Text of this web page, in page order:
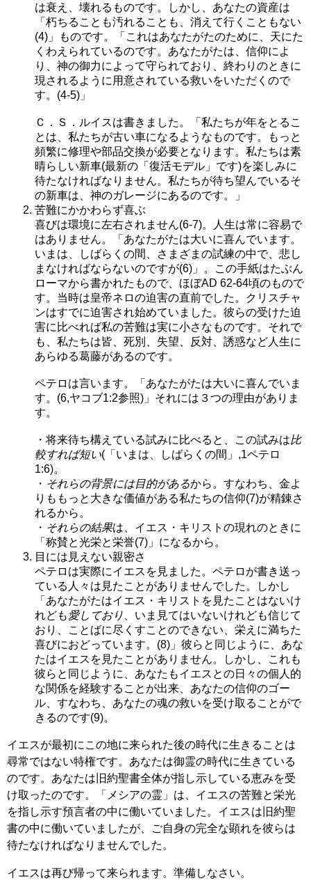
は衰え、壊れるものです。しかし、あなたの資産は
「朽ちることも汚れることも、消えて行くこともない
(4)」ものです。「これはあなたがたのために、天にた
くわえられているのです。あなたがたは、信仰によ
り、神の御力によって守られており、終わりのときに
現されるように用意されている救いをいただくので
す。(4-5)」
Ｃ．Ｓ．ルイスは書きました。「私たちが年をとるこ
とは、私たちが古い車になるようなものです。もっと
頻繁に修理や部品交換が必要となります。私たちは素
晴らしい新車(最新の「復活モデル」です)を楽しみに
待たなければなりません。私たちが待ち望んでいるそ
の新車は、神のガレージにあるのです。」
苦難にかかわらず喜ぶ
喜びは環境に左右されません(6-7)。人生は常に容易で
はありません。「あなたがたは大いに喜んでいます。
いまは、しばらくの間、さまざまの試練の中で、悲し
まなければならないのですが(6)」。この手紙はたぶん
ローマから書かれたもので、ほぼAD 62-64頃のもので
す。当時は皇帝ネロの迫害の直前でした。クリスチャ
ンはすでに迫害され始めていました。彼らの受けた迫
害に比べれば私の苦難は実に小さなものです。それで
も、私たちは皆、死別、失望、反対、誘惑など人生に
あらゆる葛藤があるのです。
ペテロは言います。「あなたがたは大いに喜んでいま
す。(6,ヤコブ1:2参照)」それには３つの理由がありま
す。
・将来待ち構えている試みに比べると、この試みは比
較すれば短い(「いまは、しばらくの間」,1ペテロ
1:6)。
・ それらの背景には目的があるから。すなわち、金よ
りももっと大きな価値がある私たちの信仰(7)が精錬さ
れるから。
・ それらの結果は、イエス・キリストの現れのときに
「称賛と光栄と栄誉(7)」になるから。
目には見えない親密さ
ペテロは実際にイエスを見ました。ペテロが書き送っ
ている人々は見たことがありませんでした。しかし
「あなたがたはイエス・キリストを見たことはないけ
れども 愛しており 、いま見てはいないけれども信じて
おり、ことばに尽くすことのできない、栄えに満ちた
喜びにおどっています。(8)」彼らと同じように、あな
たはイエスを見たことがありません。しかし、これも
彼らと同じように、あなたもイエスとの日々の個人的
な関係を経験することが出来、あなたの信仰のゴー
ル、すなわち、あなたの魂の救いを受け取ることがで
きるのです(9)。
イエスが最初にこの地に来られた後の時代に生きることは
尋常ではない特権です。あなたは御霊の時代に生きている
のです。あなたは旧約聖書全体が指し示している恵みを受
け取ったのです。「メシアの霊」は、イエスの苦難と栄光
を指し示す預言者の中に働いていました。イエスは旧約聖
書の中に働いていましたが、ご自身の完全な顕れを彼らは
待たなければなりませんでした。
イエスは再び帰って来られます。準備しなさい。